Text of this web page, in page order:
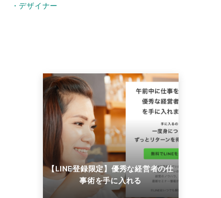
・デザイナー
【LINE登録限定】優秀な経営者の仕
事術を手に入れる